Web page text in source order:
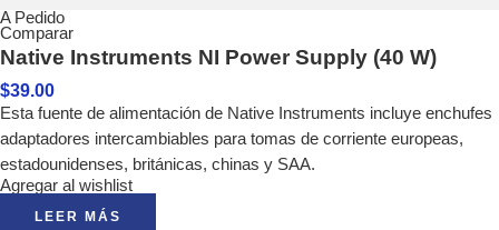
A Pedido
Comparar
Native Instruments NI Power Supply (40 W)
$39.00
Esta fuente de alimentación de Native Instruments incluye enchufes
adaptadores intercambiables para tomas de corriente europeas,
estadounidenses, británicas, chinas y SAA.
Agregar al wishlist
LEER MÁS